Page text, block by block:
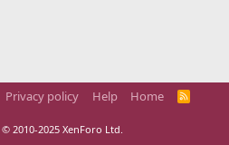
Privacy policy Help Home
R
© 2010-2025 XenForo Ltd.